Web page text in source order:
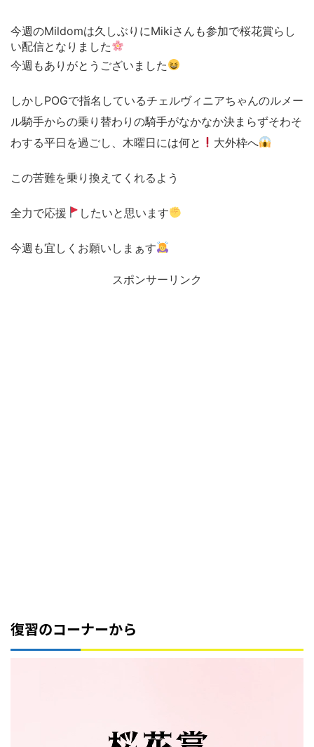
今週のMildomは久しぶりにMikiさんも参加で桜花賞らし
い配信となりました
今週もありがとうございました
しかしPOGで指名しているチェルヴィニアちゃんのルメー
ル騎手からの乗り替わりの騎手がなかなか決まらずそわそ
わする平日を過ごし、木曜日には何と
大外枠へ
この苦難を乗り換えてくれるよう
全力で応援 したいと思います
今週も宜しくお願いしまぁす
スポンサーリンク
復習のコーナーから